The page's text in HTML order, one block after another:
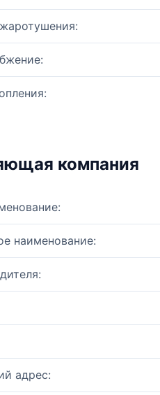
компания
наименование:
адрес: